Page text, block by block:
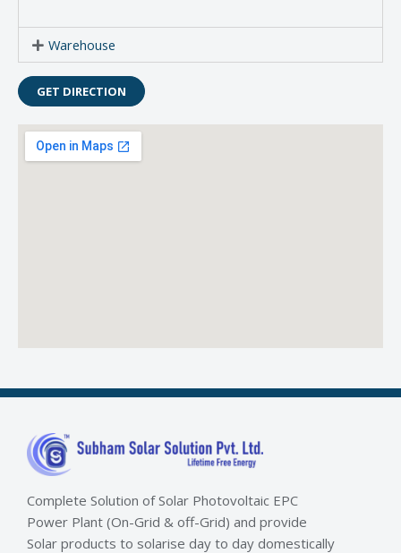
Warehouse
GET DIRECTION
Complete Solution of Solar Photovoltaic EPC
Power Plant (On-Grid & off-Grid) and provide
Solar products to solarise day to day domestically